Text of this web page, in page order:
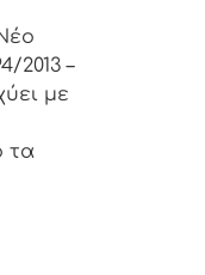
2013 –
με
τα